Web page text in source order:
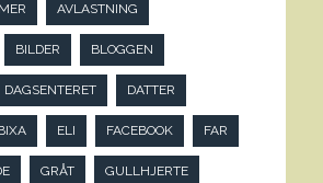
AVLASTNING
BILDER BLOGGEN
DAGSENTERET DATTER
ELI FACEBOOK FAR
GRÅT GULLHJERTE